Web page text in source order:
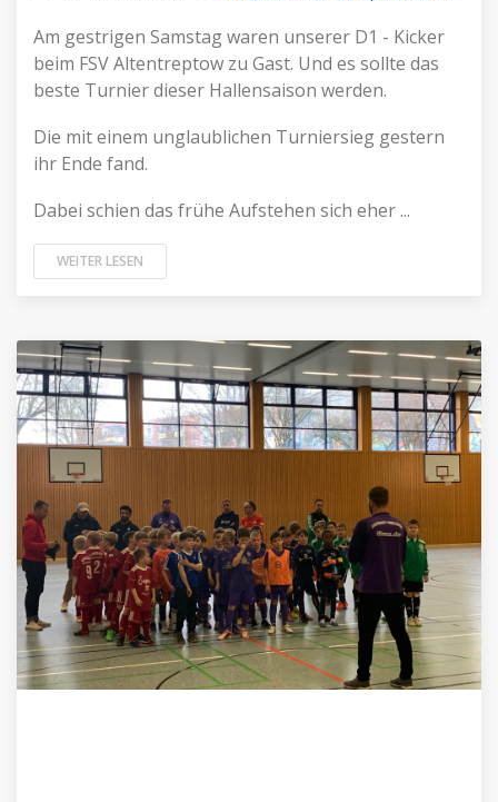
Am gestrigen Samstag waren unserer D1 - Kicker
beim FSV Altentreptow zu Gast. Und es sollte das
beste Turnier dieser Hallensaison werden.
Die mit einem unglaublichen Turniersieg gestern
ihr Ende fand.
Dabei schien das frühe Aufstehen sich eher ...
WEITER LESEN